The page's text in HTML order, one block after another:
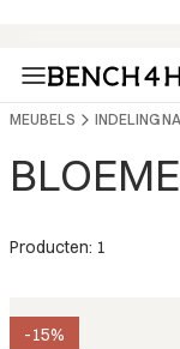
MEUBELS INDELING
Producten: 1
-15%